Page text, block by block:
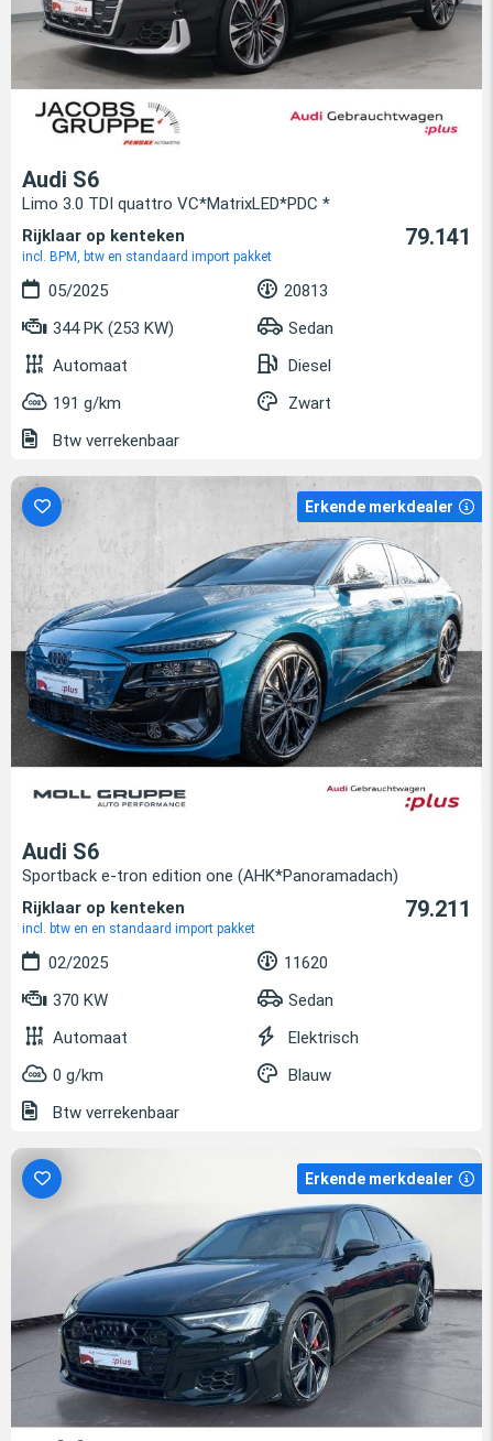
Audi S6
Limo 3.0 TDI quattro VC*MatrixLED*PDC *
Rijklaar op kenteken
incl. BPM, btw en standaard import pakket
79.141
05/2025
20813
344 PK (253 KW)
Sedan
Automaat
Diesel
191 g/km
Zwart
Btw verrekenbaar
Erkende merkdealer
Audi S6
Sportback e-tron edition one (AHK*Panoramadach)
Rijklaar op kenteken
incl. btw en en standaard import pakket
79.211
02/2025
11620
370 KW
Sedan
Automaat
Elektrisch
0 g/km
Blauw
Btw verrekenbaar
Erkende merkdealer